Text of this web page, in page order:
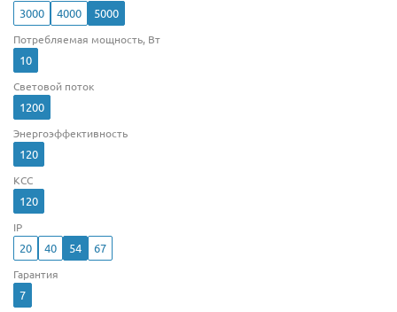
3000 4000 5000
Потребляемая мощность, Вт
10
Световой поток
1200
Энергоэффективность
120
КСС
120
IP
20 40 54 67
Гарантия
7